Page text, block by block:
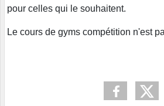
pour celles qui le souhaitent.
Le cours de gyms compétition n'est